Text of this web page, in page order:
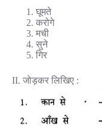
घूमते
करोगे
मची
सुने
गिर
II. जोड़कर लिखिए :